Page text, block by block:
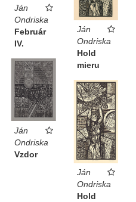
Ján
Ondriska
Február
IV.
Ján
Ondriska
Hold
mieru
Ján
Ondriska
Vzdor
Ján
Ondriska
Hold